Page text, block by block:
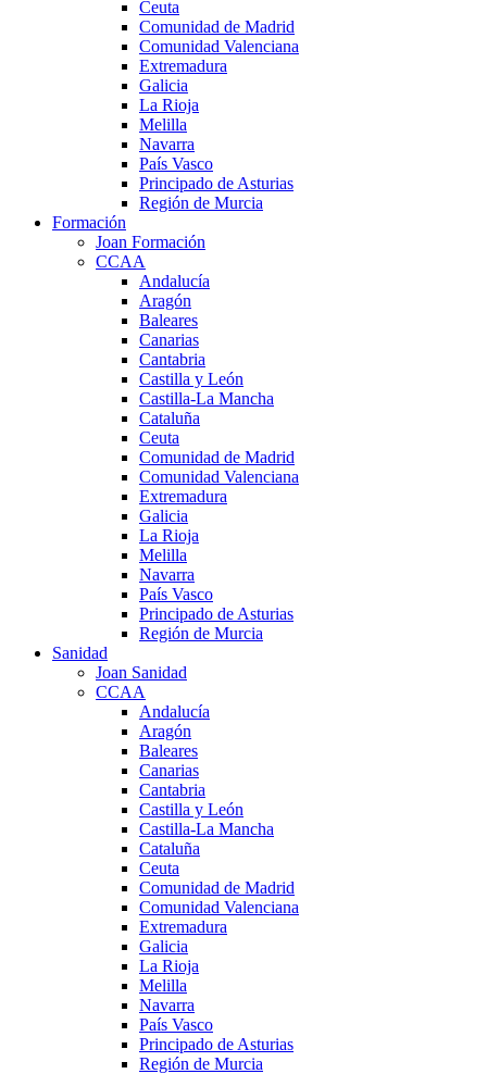
Ceuta
Comunidad de Madrid
Comunidad Valenciana
Extremadura
Galicia
La Rioja
Melilla
Navarra
País Vasco
Principado de Asturias
Región de Murcia
Formación
Joan Formación
CCAA
Andalucía
Aragón
Baleares
Canarias
Cantabria
Castilla y León
Castilla-La Mancha
Cataluña
Ceuta
Comunidad de Madrid
Comunidad Valenciana
Extremadura
Galicia
La Rioja
Melilla
Navarra
País Vasco
Principado de Asturias
Región de Murcia
Sanidad
Joan Sanidad
CCAA
Andalucía
Aragón
Baleares
Canarias
Cantabria
Castilla y León
Castilla-La Mancha
Cataluña
Ceuta
Comunidad de Madrid
Comunidad Valenciana
Extremadura
Galicia
La Rioja
Melilla
Navarra
País Vasco
Principado de Asturias
Región de Murcia